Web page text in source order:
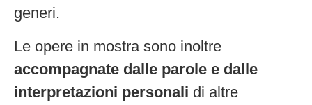
generi.
Le opere in mostra sono inoltre
accompagnate dalle parole e dalle
interpretazioni personali di altre